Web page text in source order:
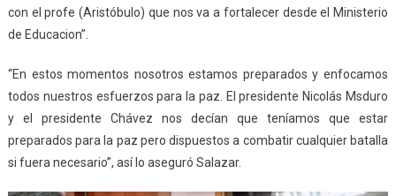
con el profe (Aristóbulo) que nos va a fortalecer desde el Ministerio
de Educacion”.
“En estos momentos nosotros estamos preparados y enfocamos
todos nuestros esfuerzos para la paz. El presidente Nicolás Msduro
y el presidente Chávez nos decían que teníamos que estar
preparados para la paz pero dispuestos a combatir cualquier batalla
si fuera necesario”, así lo aseguró Salazar.